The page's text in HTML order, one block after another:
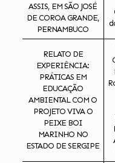
ASSIS, EM SÃO JOSÉ
DE COROA GRANDE,
PERNAMBUCO
RELATO DE
EXPERIÊNCIA:
PRÁTICAS EM
EDUCAÇÃO
AMBIENTAL COM O
PROJETO VIVA O
PEIXE BOI
MARINHO NO
ESTADO DE SERGIPE